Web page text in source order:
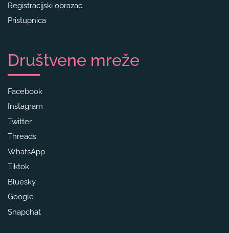
Registracijski obrazac
Pristupnica
Društvene mreže
Facebook
Instagram
Twitter
Threads
WhatsApp
Tiktok
Bluesky
Google
Snapchat